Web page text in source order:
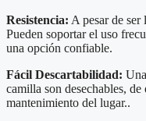
Resistencia: A pesar de ser
Pueden soportar el uso
una opción confiable.
Fácil Descartabilidad:
camilla son desechables,
mantenimiento del lugar..